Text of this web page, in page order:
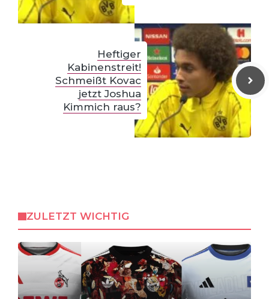
Heftiger
Kabinenstreit!
Schmeißt Kovac
jetzt Joshua
Kimmich raus?
ZULETZT WICHTIG